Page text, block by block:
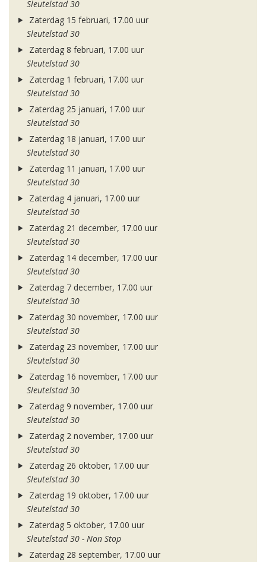
Sleutelstad 30
Zaterdag 15 februari, 17.00 uur
Sleutelstad 30
Zaterdag 8 februari, 17.00 uur
Sleutelstad 30
Zaterdag 1 februari, 17.00 uur
Sleutelstad 30
Zaterdag 25 januari, 17.00 uur
Sleutelstad 30
Zaterdag 18 januari, 17.00 uur
Sleutelstad 30
Zaterdag 11 januari, 17.00 uur
Sleutelstad 30
Zaterdag 4 januari, 17.00 uur
Sleutelstad 30
Zaterdag 21 december, 17.00 uur
Sleutelstad 30
Zaterdag 14 december, 17.00 uur
Sleutelstad 30
Zaterdag 7 december, 17.00 uur
Sleutelstad 30
Zaterdag 30 november, 17.00 uur
Sleutelstad 30
Zaterdag 23 november, 17.00 uur
Sleutelstad 30
Zaterdag 16 november, 17.00 uur
Sleutelstad 30
Zaterdag 9 november, 17.00 uur
Sleutelstad 30
Zaterdag 2 november, 17.00 uur
Sleutelstad 30
Zaterdag 26 oktober, 17.00 uur
Sleutelstad 30
Zaterdag 19 oktober, 17.00 uur
Sleutelstad 30
Zaterdag 5 oktober, 17.00 uur
Sleutelstad 30 - Non Stop
Zaterdag 28 september, 17.00 uur